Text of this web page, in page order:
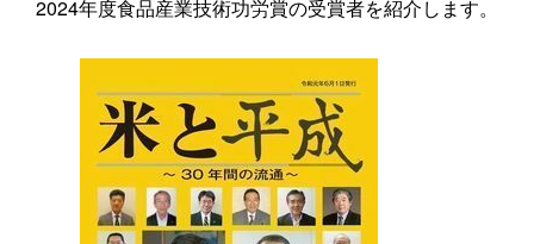
2024年度食品産業技術功労賞の受賞者を紹介します。